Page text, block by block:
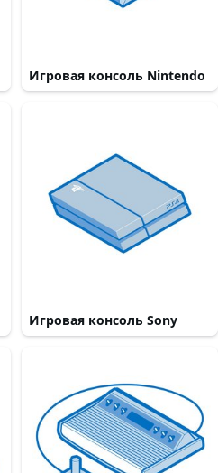
Игровая консоль Nintendo
Игровая консоль Sony